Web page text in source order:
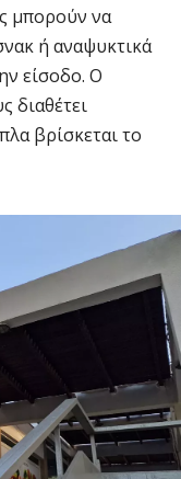
μπορούν να
ή αναψυκτικά
είσοδο. Ο
διαθέτει
βρίσκεται το